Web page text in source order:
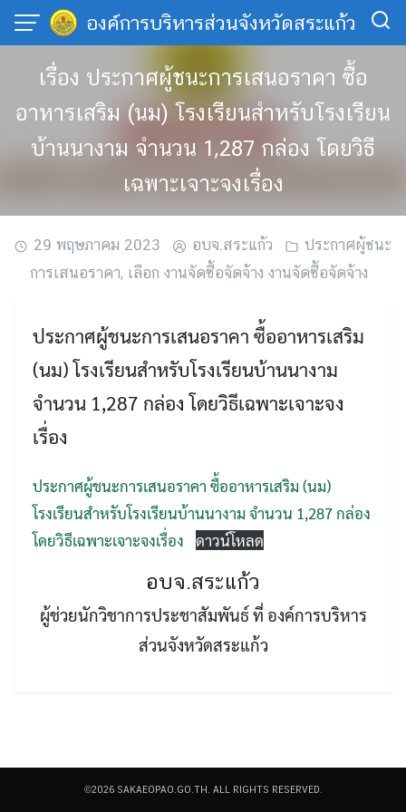
Skip
องค์การบริหารส่วนจังหวัดสระแก้ว
Search
เรื่อง ประกาศผู้ชนะการเสนอราคา ซื้อ
อาหารเสริม (นม) โรงเรียนสำหรับโรงเรียน
บ้านนางาม จำนวน 1,287 กล่อง โดยวิธี
เฉพาะเจาะจงเรื่อง
29 พฤษภาคม 2023 อบจ.สระแก้ว
ประกาศผู้ชนะ
การเสนอราคา, เลือก งานจัดซื้อจัดจ้าง งานจัดซื้อจัดจ้าง
ประกาศผู้ชนะการเสนอราคา ซื้ออาหารเสริม
(นม) โรงเรียนสำหรับโรงเรียนบ้านนางาม
จำนวน 1,287 กล่อง โดยวิธีเฉพาะเจาะจง
เรื่อง
ประกาศผู้ชนะการเสนอราคา ซื้ออาหารเสริม (นม)
โรงเรียนสำหรับโรงเรียนบ้านนางาม จำนวน 1,287 กล่อง
โดยวิธีเฉพาะเจาะจงเรื่อง
ดาวน์โหลด
อบจ.สระแก้ว
ผู้ช่วยนักวิชาการประชาสัมพันธ์ ที่ องค์การบริหาร
ส่วนจังหวัดสระแก้ว
©2026 SAKAEOPAO.GO.TH. ALL RIGHTS RESERVED.